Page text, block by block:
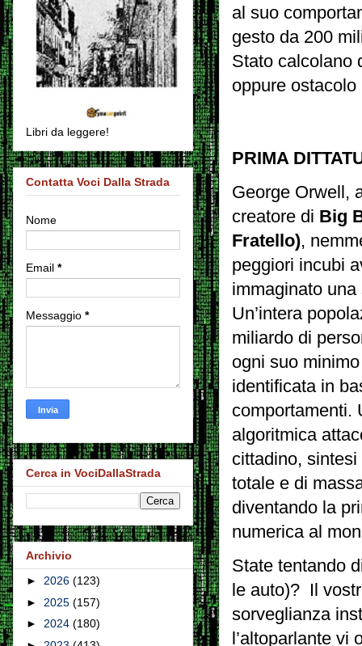
al suo
gesto da 200
Stato calcolano
oppure
PRIMA
George Orwell,
creatore di Big
Fratello),
peggiori incubi
immaginato
Un’intera
miliardo di
ogni suo
identificata in
comportamenti.
algoritmica
cittadino,
totale e di
diventando la
numerica al
State tentando
le auto)? Il
sorveglianza
l’altoparlante
Libri da leggere!
Contatta Voci Dalla Strada
Nome
Email *
Messaggio *
Cerca in VociDallaStrada
Archivio
► 2026 (123)
► 2025 (157)
► 2024 (180)